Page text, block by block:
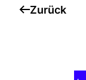
Zurück